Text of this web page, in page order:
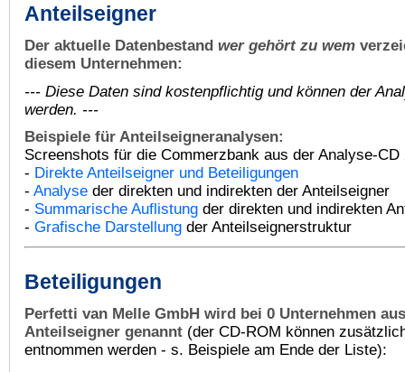
Anteilseigner
Der aktuelle Datenbestand wer gehört zu wem
diesem Unternehmen:
--- Diese Daten sind kostenpflichtig und können der
werden. ---
Beispiele für Anteilseigneranalysen:
Screenshots für die Commerzbank aus der Analyse-CD
- Direkte Anteilseigner und Beteiligungen
- Analyse der direkten und indirekten der Anteilseigner
- Summarische Auflistung der direkten und indirekten
- Grafische Darstellung der Anteilseignerstruktur
Beteiligungen
Perfetti van Melle GmbH wird bei 0 Unternehmen
Anteilseigner genannt (der CD-ROM können
entnommen werden - s. Beispiele am Ende der Liste):